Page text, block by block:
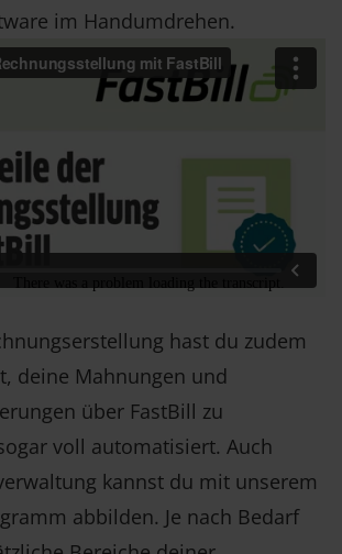
im Handumdrehen.
hast du zudem
deine Mahnungen und
über FastBill zu
voll automatisiert. Auch
kannst du mit unserem
abbilden. Je nach Bedarf